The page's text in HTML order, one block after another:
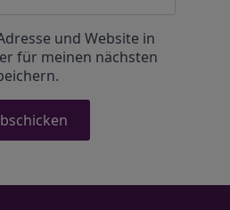
und Website in
für meinen nächsten